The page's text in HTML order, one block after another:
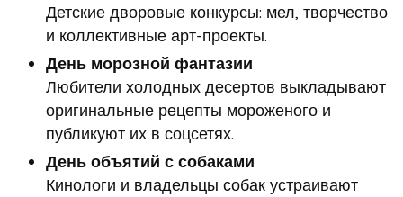
Детские дворовые конкурсы: мел, творчество
и коллективные арт-проекты.
День морозной фантазии
Любители холодных десертов выкладывают
оригинальные рецепты мороженого и
публикуют их в соцсетях.
День объятий с собаками
Кинологи и владельцы собак устраивают